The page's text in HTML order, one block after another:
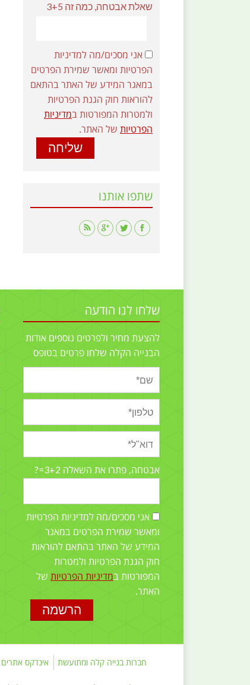
שאלת אבטחה, כמה זה 3+5
אני מסכים/מה למדיניות
הפרטיות ומאשר שמירת הפרטים
במאגר המידע של האתר בהתאם
להוראות חוק הגנת הפרטיות
ולמטרות המפורטות במדיניות
הפרטיות של האתר.
שתפו אותנו
Find us on:
שלחו לנו הודעה
להצעת מחיר ולפרטים נוספים אודות
הבנייה הקלה שלחו פרטים בטופס
אבטחה, פתרו את השאלה 3+2=?
אני מסכים/מה למדיניות הפרטיות
ומאשר שמירת הפרטים במאגר
המידע של האתר בהתאם להוראות
חוק הגנת הפרטיות ולמטרות
המפורטות במדיניות הפרטיות של
האתר.
חברות בנייה קלה ומתועשת אינדקס אתרים